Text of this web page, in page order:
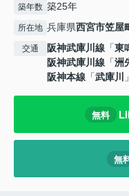
築年数 築25年
所在地 兵庫県西宮市笠屋
交通 阪神武庫川線 「東
阪神武庫川線 「洲
阪神本線 「武庫川
無料
無